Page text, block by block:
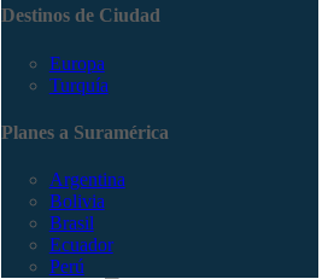
Destinos de Ciudad
Europa
Turquía
Planes a Suramérica
Argentina
Bolivia
Brasil
Ecuador
Perú